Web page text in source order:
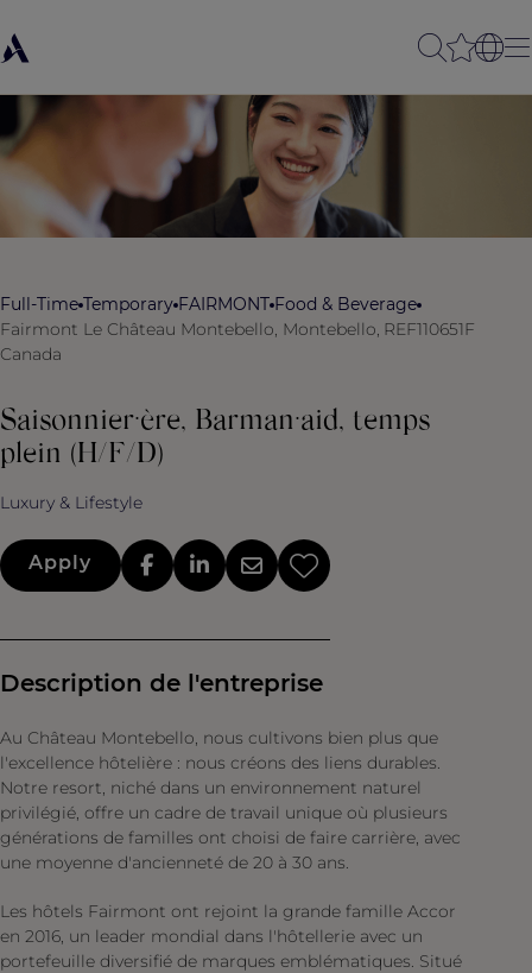
Full-Time Temporary FAIRMONT Food & Beverage
Fairmont Le Château Montebello, Montebello,
Canada
REF110651F
Saisonnier·ère, Barman·aid, temps
plein (H/F/D)
Luxury & Lifestyle
Apply
Description de l'entreprise
Au Château Montebello, nous cultivons bien plus que
l'excellence hôtelière : nous créons des liens durables.
Notre resort, niché dans un environnement naturel
privilégié, offre un cadre de travail unique où plusieurs
générations de familles ont choisi de faire carrière, avec
une moyenne d'ancienneté de 20 à 30 ans.
Les hôtels Fairmont ont rejoint la grande famille Accor
en 2016, un leader mondial dans l'hôtellerie avec un
portefeuille diversifié de marques emblématiques. Situé